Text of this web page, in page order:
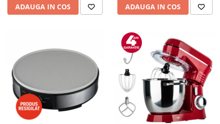
ADAUGA IN COS ADAUGA IN COS